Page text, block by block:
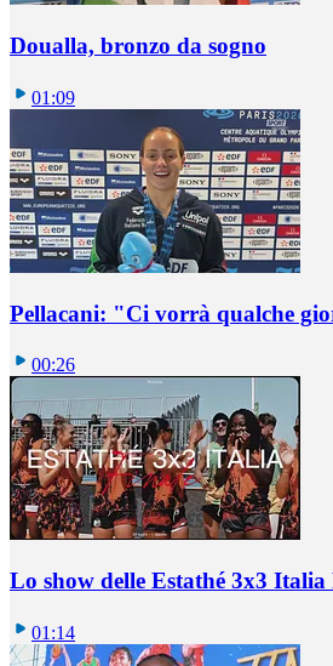
Doualla, bronzo da sogno
01:09
Pellacani: "Ci vorrà qualche
00:26
Lo show delle Estathé 3x3 Italia
01:14